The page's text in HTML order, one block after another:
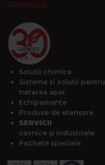
PRODUSE
Soluții chimice
Sisteme si solutii pentru
tratarea apei
Echipamente
Produse de etanșare
SERVICII
casnice și industriale
Pachete speciale